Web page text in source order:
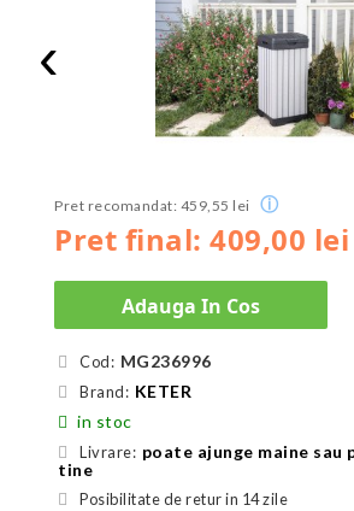
‹
Pret final: 409,00 lei
Pret recomandat: 459,55 lei ⓘ
Adauga In Cos
Cod: MG236996
Brand: KETER
in stoc
Livrare: poate ajunge maine sau
tine
Posibilitate de retur in 14 zile